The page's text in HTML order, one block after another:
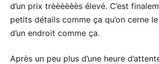
d’un prix trèèèèèès élevé. C’est
petits détails comme ça qu’on cerne le
d’un endroit comme ça.
Après un peu plus d’une heure